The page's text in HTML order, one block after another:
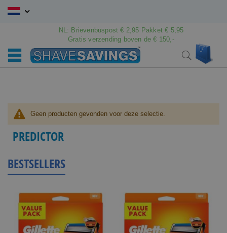
Ga
NL: Brievenbuspost € 2,95 Pakket € 5,95
Gratis verzending boven de € 150,-
Search
Geen producten gevonden voor deze selectie.
PREDICTOR
BESTSELLERS